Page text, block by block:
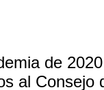
de
al Consejo